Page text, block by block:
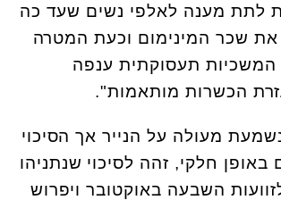
לתת מענה לאלפי נשים שעד כה
שכר המינימום וכעת המטרה
המשכיות תעסוקתית ענפה
הכשרות מותאמות".
מעולה על הנייר אך הסיכוי
באופן חלקי, זהה לסיכוי שנתניהו
השבעה באוקטובר ויפרוש